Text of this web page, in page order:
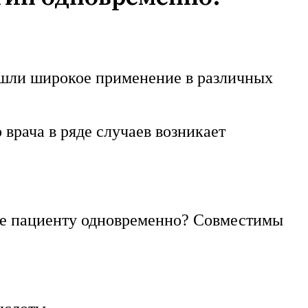
широкое применение в различных
в ряде случаев возникает
пациенту одновременно? Совместимы